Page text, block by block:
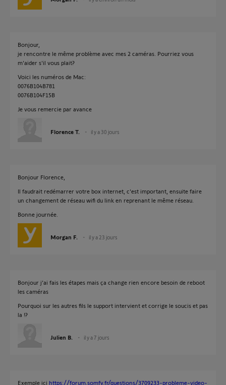
Bonjour,
je rencontre le même problème avec mes 2 caméras. Pourriez vous
m'aider s'il vous plait?
Voici les numéros de Mac:
0076B104B781
0076B104F15B
Je vous remercie par avance
Florence T. il y a 30 jours
Bonjour Florence,
Il faudrait redémarrer votre box internet, c'est important, ensuite faire
un changement de réseau wifi du link en reprenant le même réseau.
Bonne journée.
Morgan F. il y a 23 jours
Bonjour j’ai fais les étapes mais ça change rien encore besoin de reboot
les caméras
Pourquoi sur les autres fils le support intervient et corrige le soucis et pas
la !?
Julien B. il y a 7 jours
Exemple ici https://forum.somfy.fr/questions/3709233-probleme-video-